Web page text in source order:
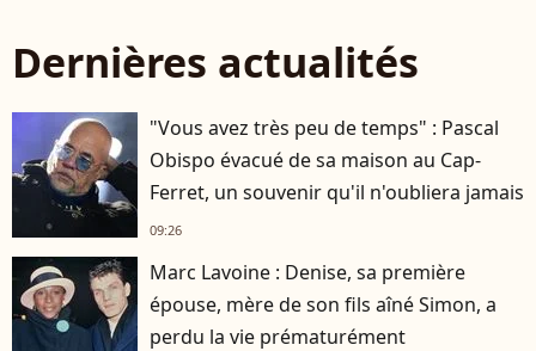
Dernières actualités
"Vous avez très peu de temps" : Pascal
Obispo évacué de sa maison au Cap-
Ferret, un souvenir qu'il n'oubliera jamais
09:26
Marc Lavoine : Denise, sa première
épouse, mère de son fils aîné Simon, a
perdu la vie prématurément